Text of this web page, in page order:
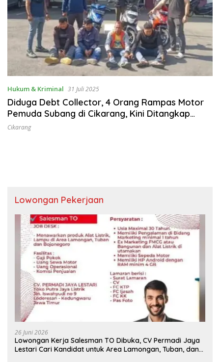
Hukum & Kriminal 31 Juli 2025
Diduga Debt Collector, 4 Orang Rampas Motor
Pemuda Subang di Cikarang, Kini Ditangkap
Polisi
Cikarang
Lowongan Pekerjaan
26 Juni 2026
Lowongan Kerja Salesman TO Dibuka, CV Permadi Jaya
Lestari Cari Kandidat untuk Area Lamongan, Tuban, dan